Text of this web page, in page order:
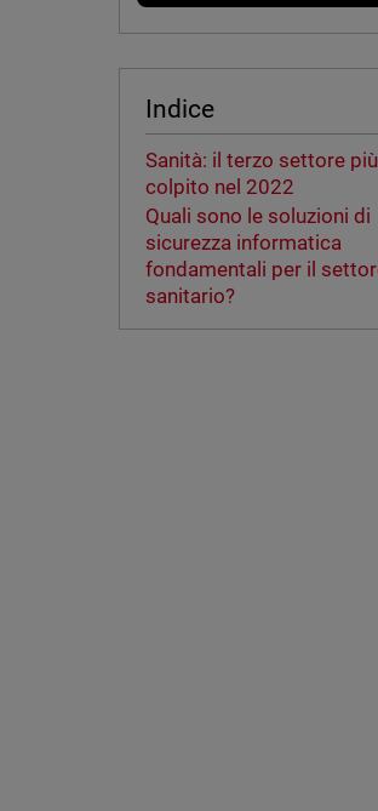
Indice
Sanità: il terzo settore più
colpito nel 2022
Quali sono le soluzioni di
sicurezza informatica
fondamentali per il
sanitario?